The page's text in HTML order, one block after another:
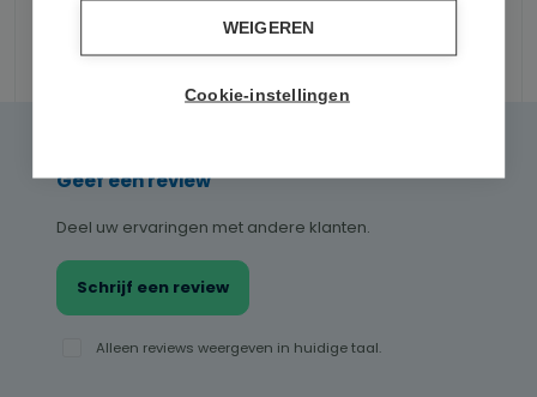
Reviews
Gemiddelde waardering van 0 van 5 sterren
Geef een review
Deel uw ervaringen met andere klanten.
Schrijf een review
Alleen reviews weergeven in huidige taal.
WEIGEREN
Cookie-instellingen